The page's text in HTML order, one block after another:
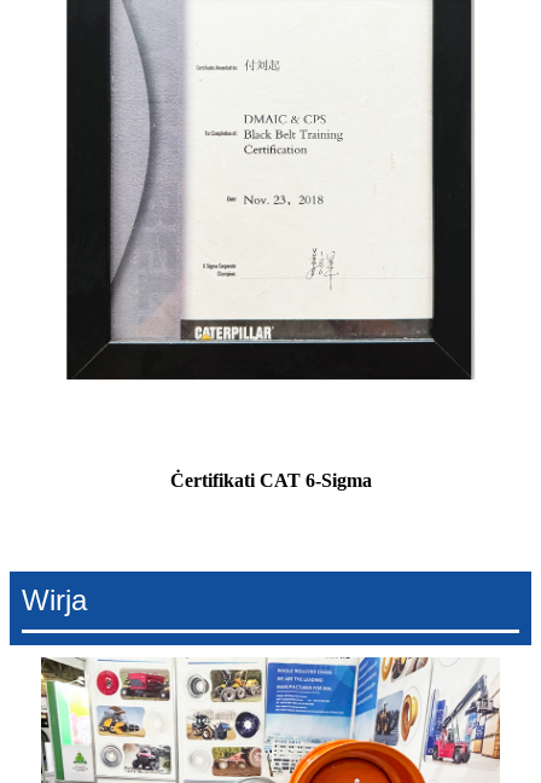
Ċertifikati CAT 6-Sigma
Wirja